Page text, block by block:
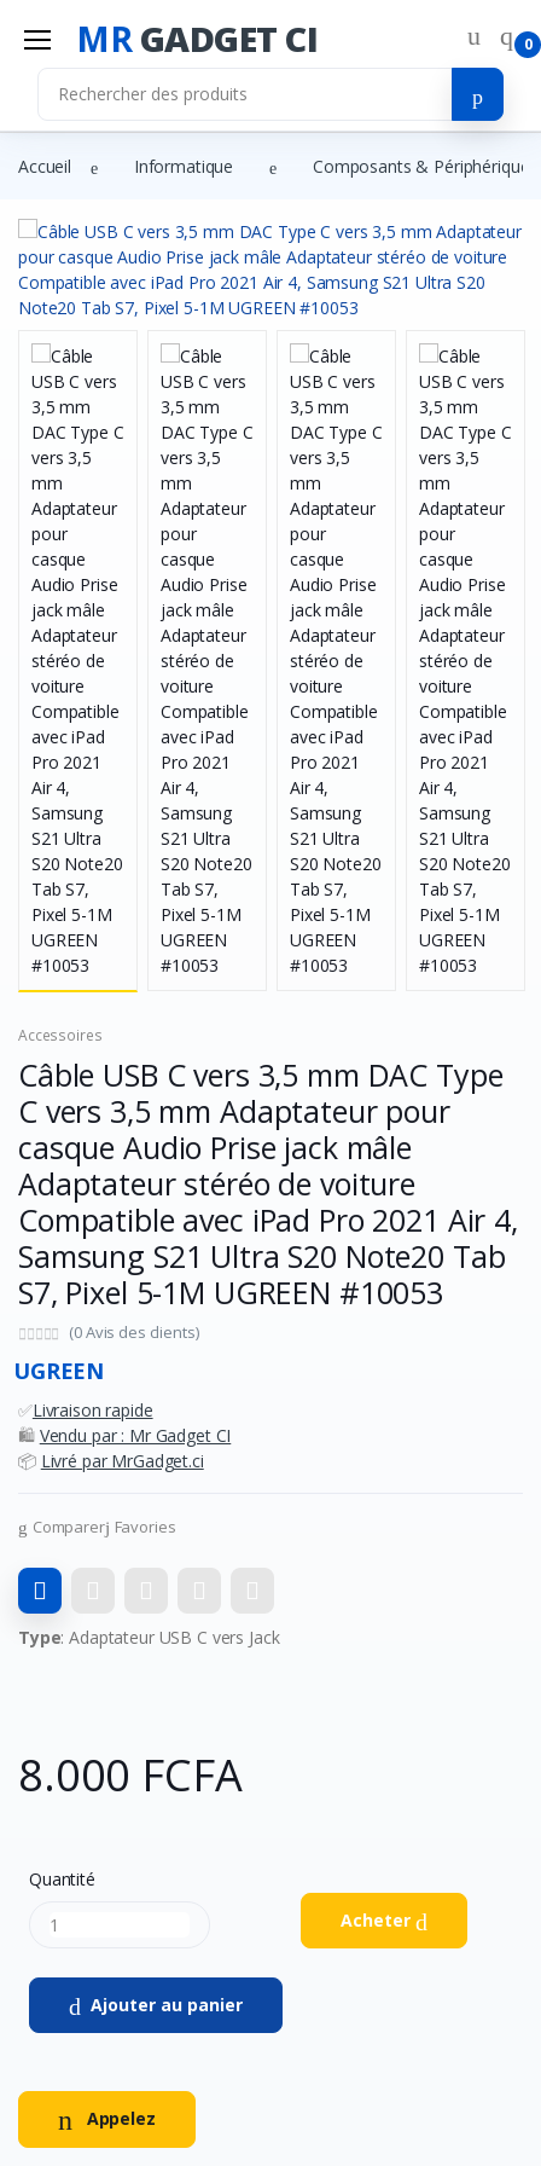
MRGADGET CI 0
Accueil Informatique Composants & Périphériques
Accessoires
Câble USB C vers 3,5 mm DAC Type
C vers 3,5 mm Adaptateur pour
casque Audio Prise jack mâle
Adaptateur stéréo de voiture
Compatible avec iPad Pro 2021 Air 4,
Samsung S21 Ultra S20 Note20 Tab
S7, Pixel 5-1M UGREEN #10053
(0 Avis des clients)
UGREEN
✅Livraison rapide
🛍️ Vendu par : Mr Gadget CI
📦 Livré par MrGadget.ci
Comparer Favories
Type: Adaptateur USB C vers Jack
8.000 FCFA
Quantité
Ajouter au panier
Acheter
Appelez